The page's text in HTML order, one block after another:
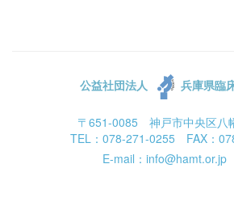
公益社団法人 兵庫県臨
〒651-0085 神戸市中央区八
TEL：078-271-0255 FAX：
E-mail：info@hamt.or.jp